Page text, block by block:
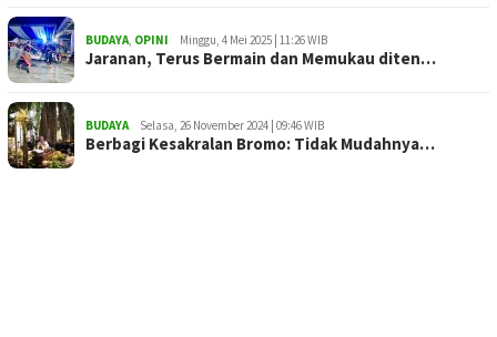
BUDAYA, OPINI Minggu, 4 Mei 2025 | 11:26 WIB
Jaranan, Terus Bermain dan Memukau diten…
BUDAYA Selasa, 26 November 2024 | 09:46 WIB
Berbagi Kesakralan Bromo: Tidak Mudahnya…